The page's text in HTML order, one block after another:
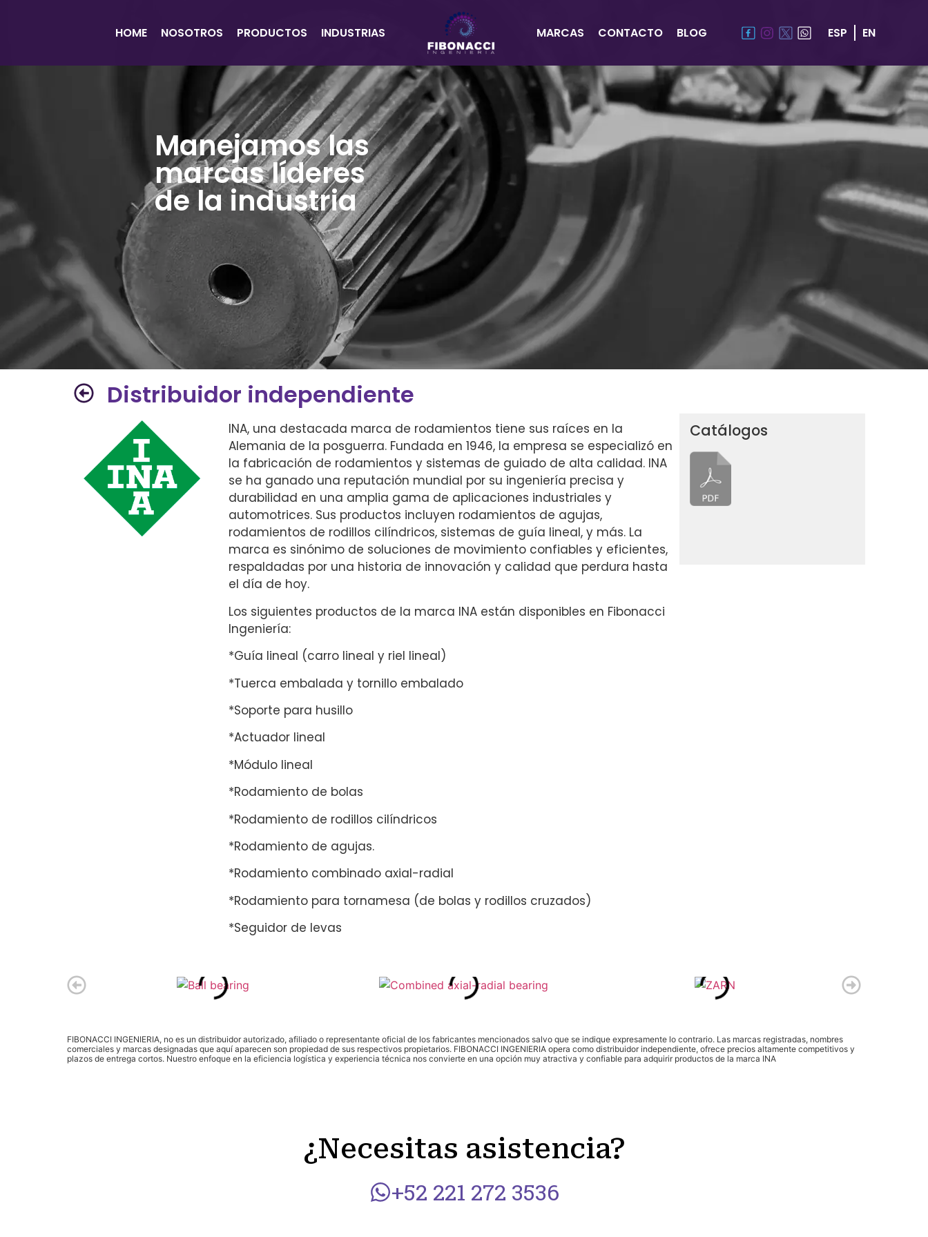
HOME NOSOTROS PRODUCTOS INDUSTRIAS MARCAS CONTACTO BLOG ESP EN
Manejamos las
marcas líderes
de la industria
Distribuidor independiente
INA, una destacada marca de rodamientos tiene sus raíces en la
Alemania de la posguerra. Fundada en 1946, la empresa se especializó en
la fabricación de rodamientos y sistemas de guiado de alta calidad. INA
se ha ganado una reputación mundial por su ingeniería precisa y
durabilidad en una amplia gama de aplicaciones industriales y
automotrices. Sus productos incluyen rodamientos de agujas,
rodamientos de rodillos cilíndricos, sistemas de guía lineal, y más. La
marca es sinónimo de soluciones de movimiento confiables y eficientes,
respaldadas por una historia de innovación y calidad que perdura hasta
el día de hoy.
Los siguientes productos de la marca INA están disponibles en Fibonacci
Ingeniería:
*Guía lineal (carro lineal y riel lineal)
*Tuerca embalada y tornillo embalado
*Soporte para husillo
*Actuador lineal
*Módulo lineal
*Rodamiento de bolas
*Rodamiento de rodillos cilíndricos
*Rodamiento de agujas.
*Rodamiento combinado axial-radial
*Rodamiento para tornamesa (de bolas y rodillos cruzados)
*Seguidor de levas
Catálogos
FIBONACCI INGENIERIA, no es un distribuidor autorizado, afiliado o representante oficial de los fabricantes mencionados salvo que se indique expresamente lo contrario. Las marcas registradas, nombres
comerciales y marcas designadas que aquí aparecen son propiedad de sus respectivos propietarios. FIBONACCI INGENIERIA opera como distribuidor independiente, ofrece precios altamente competitivos y
plazos de entrega cortos. Nuestro enfoque en la eficiencia logística y experiencia técnica nos convierte en una opción muy atractiva y confiable para adquirir productos de la marca INA
¿Necesitas asistencia?
+52 221 272 3536